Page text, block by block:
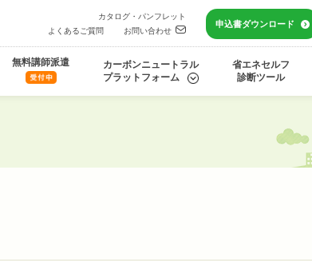
カタログ・パンフレット
よくあるご質問
お問い合わせ
申込書ダウンロード
無料講師派遣
カーボンニュートラル
プラットフォーム
省エネセルフ
診断ツール